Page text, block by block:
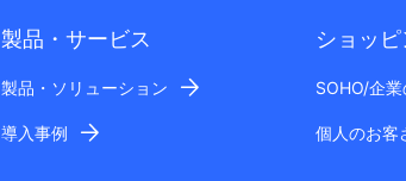
製品・サービス
製品・ソリューション
導入事例
ショッ
SOHO/企
個人のお客